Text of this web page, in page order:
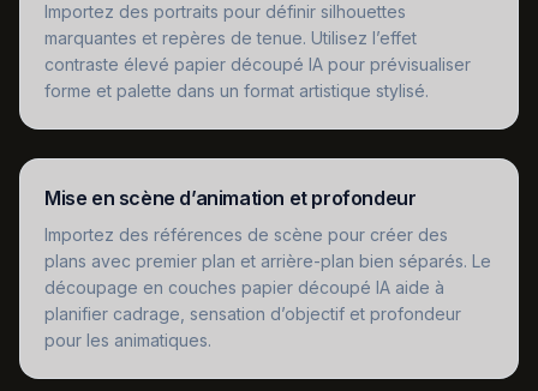
Importez des portraits pour définir silhouettes
marquantes et repères de tenue. Utilisez l’effet
contraste élevé papier découpé IA pour prévisualiser
forme et palette dans un format artistique stylisé.
Mise en scène d’animation et profondeur
Importez des références de scène pour créer des
plans avec premier plan et arrière-plan bien séparés. Le
découpage en couches papier découpé IA aide à
planifier cadrage, sensation d’objectif et profondeur
pour les animatiques.